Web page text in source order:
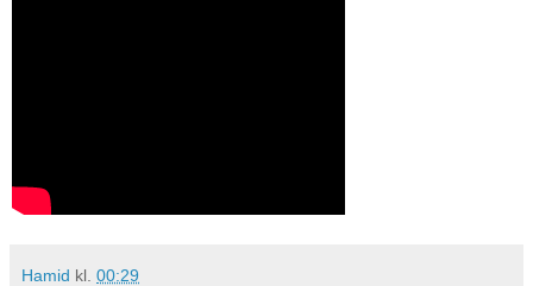
Hamid kl. 00:29